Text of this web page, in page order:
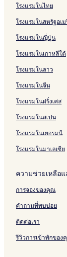
เพิ่ม
เติม
โรงแรมในไทย
โรงแรมในสหรัฐอเม
โรงแรมในญี่ปุ่น
โรงแรมในเกาหลีใต้
โรงแรมในลาว
โรงแรมในจีน
โรงแรมในฝรั่งเศส
โรงแรมในสเปน
โรงแรมในเยอรมนี
โรงแรมในมาเลเซีย
ความช่วยเหลือ
การจองของคุณ
คำถามที่พบบ่อย
ติดต่อเรา
รีวิวการเข้าพักของ